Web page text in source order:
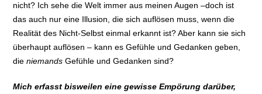
nicht? Ich sehe die Welt immer aus meinen Augen –doch ist
das auch nur eine Illusion, die sich auflösen muss, wenn die
Realität des Nicht-Selbst einmal erkannt ist? Aber kann sie sich
überhaupt auflösen – kann es Gefühle und Gedanken geben,
dieniemands Gefühle und Gedanken sind?
Mich erfasst bisweilen eine gewisse Empörung darüber,